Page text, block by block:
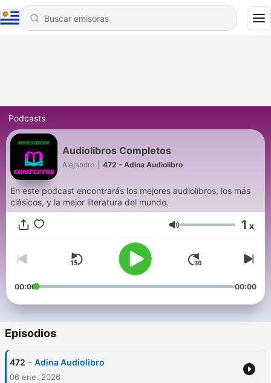
Podcasts
Audiolibros Completos
Alejandro 472 - Adina Audiolibro
En este podcast encontrarás los mejores audiolibros, los más
clásicos, y la mejor literatura del mundo.
Volumen 1 x
00:00 00:00
Episodios
472 - Adina Audiolibro
06 ene. 2026